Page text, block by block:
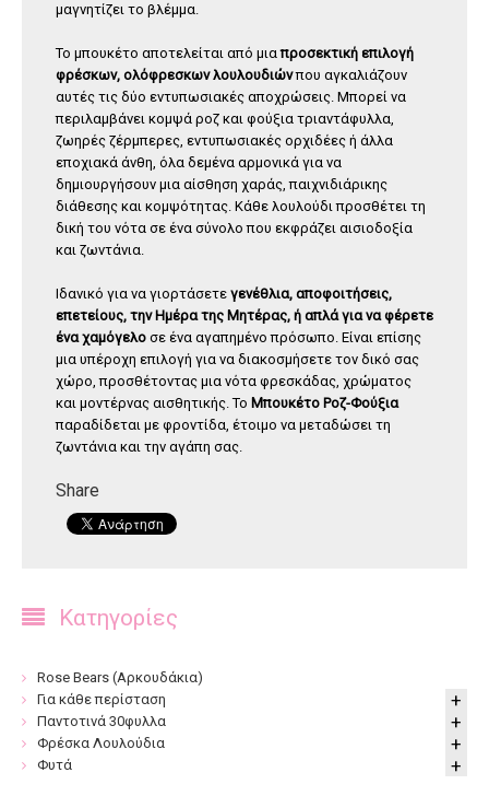
μαγνητίζει το βλέμμα.
Το μπουκέτο αποτελείται από μιαπροσεκτική επιλογή
φρέσκων, ολόφρεσκων λουλουδιώνπου αγκαλιάζουν
αυτές τις δύο εντυπωσιακές αποχρώσεις. Μπορεί να
περιλαμβάνει κομψά ροζ και φούξια τριαντάφυλλα,
ζωηρές ζέρμπερες, εντυπωσιακές ορχιδέες ή άλλα
εποχιακά άνθη, όλα δεμένα αρμονικά για να
δημιουργήσουν μια αίσθηση χαράς, παιχνιδιάρικης
διάθεσης και κομψότητας. Κάθε λουλούδι προσθέτει τη
δική του νότα σε ένα σύνολο που εκφράζει αισιοδοξία
και ζωντάνια.
Ιδανικό για να γιορτάσετε γενέθλια, αποφοιτήσεις,
επετείους, την Ημέρα της Μητέρας, ή απλά για να φέρετε
ένα χαμόγελο σε ένα αγαπημένο πρόσωπο. Είναι επίσης
μια υπέροχη επιλογή για να διακοσμήσετε τον δικό σας
χώρο, προσθέτοντας μια νότα φρεσκάδας, χρώματος
και μοντέρνας αισθητικής. Το Μπουκέτο Ροζ-Φούξια
παραδίδεται με φροντίδα, έτοιμο να μεταδώσει τη
ζωντάνια και την αγάπη σας.
Share
Κατηγορίες
Rose Bears (Αρκουδάκια)
Για κάθε περίσταση
Παντοτινά 30φυλλα
Φρέσκα Λουλούδια
Φυτά